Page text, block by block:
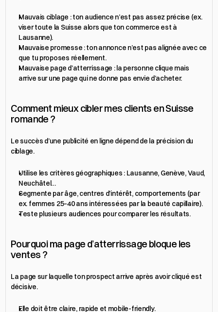
Mauvais ciblage : ton audience n’est pas assez précise (ex.
viser toute la Suisse alors que ton commerce est à
Lausanne).
Mauvaise promesse : ton annonce n’est pas alignée avec ce
que tu proposes réellement.
Mauvaise page d’atterrissage : la personne clique mais
arrive sur une page qui ne donne pas envie d’acheter.
Comment mieux cibler mes clients en Suisse
romande ?
Le succès d’une publicité en ligne dépend de la précision du
ciblage.
Utilise les critères géographiques : Lausanne, Genève, Vaud,
Neuchâtel…
Segmente par âge, centres d’intérêt, comportements (par
ex. femmes 25–40 ans intéressées par la beauté capillaire).
Teste plusieurs audiences pour comparer les résultats.
Pourquoi ma page d’atterrissage bloque les
ventes ?
La page sur laquelle ton prospect arrive après avoir cliqué est
décisive.
Elle doit être claire, rapide et mobile-friendly.